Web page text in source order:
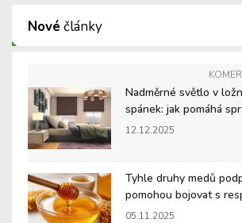
Nové články
Nadměrné světlo v
spánek: jak pomáhá
12.12.2025
Tyhle druhy medů
pomohou bojovat s
05.11.2025